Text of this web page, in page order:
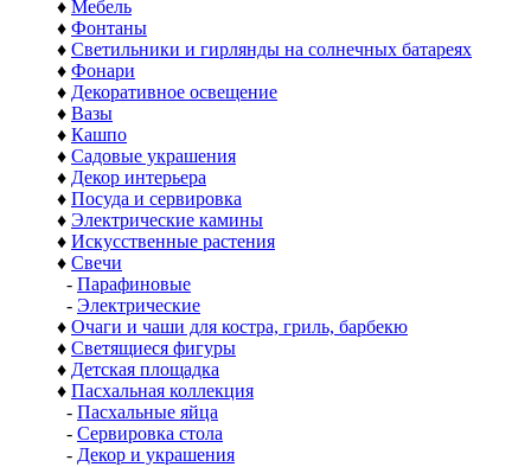
♦ Мебель
♦ Фонтаны
♦ Светильники и гирлянды на солнечных батареях
♦ Фонари
♦ Декоративное освещение
♦ Вазы
♦ Кашпо
♦ Садовые украшения
♦ Декор интерьера
♦ Посуда и сервировка
♦ Электрические камины
♦ Искусственные растения
♦ Свечи
- Парафиновые
- Электрические
♦ Очаги и чаши для костра, гриль, барбекю
♦ Светящиеся фигуры
♦ Детская площадка
♦ Пасхальная коллекция
- Пасхальные яйца
- Сервировка стола
- Декор и украшения